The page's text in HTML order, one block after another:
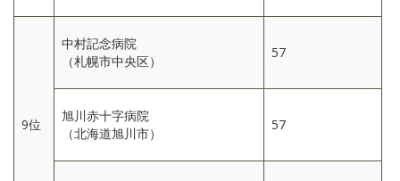
9位
中村記念病院
（札幌市中央区）
57
旭川赤十字病院
（北海道旭川市）
57